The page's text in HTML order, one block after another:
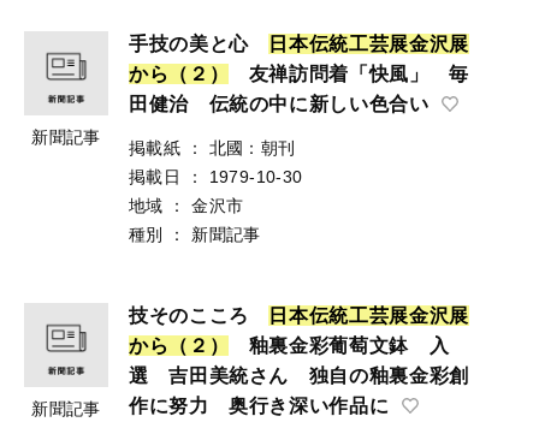
新聞記事
手技の美と心 日本伝統工芸展金沢展
から （ ２ ）
友禅訪問着「快風」 毎
田健治 伝統の中に新しい色合い
掲載紙 ：
北國：朝刊
掲載日
：
1979-10-30
地域
：
金沢市
種別
： 新聞記事
新聞記事
技そのこころ 日本伝統工芸展金沢展
から （ ２ ）
釉裏金彩葡萄文鉢 入
選 吉田美統さん 独自の釉裏金彩創
作に努力 奥行き深い作品に